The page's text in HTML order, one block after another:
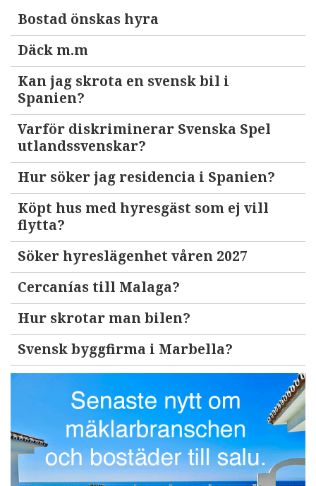
Bostad önskas hyra
Däck m.m
Kan jag skrota en svensk bil i
Spanien?
Varför diskriminerar Svenska Spel
utlandssvenskar?
Hur söker jag residencia i Spanien?
Köpt hus med hyresgäst som ej vill
flytta?
Söker hyreslägenhet våren 2027
Cercanías till Malaga?
Hur skrotar man bilen?
Svensk byggfirma i Marbella?